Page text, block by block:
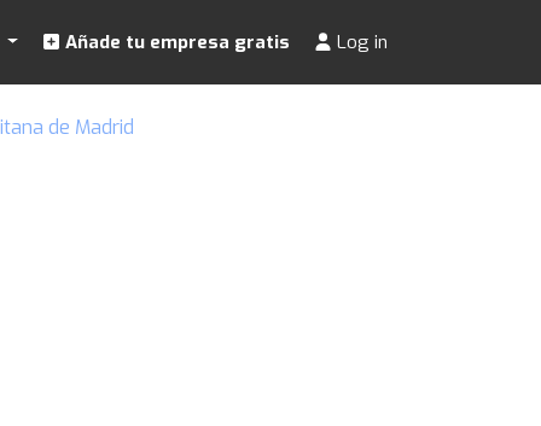
Añade tu empresa gratis Log in
de Madrid